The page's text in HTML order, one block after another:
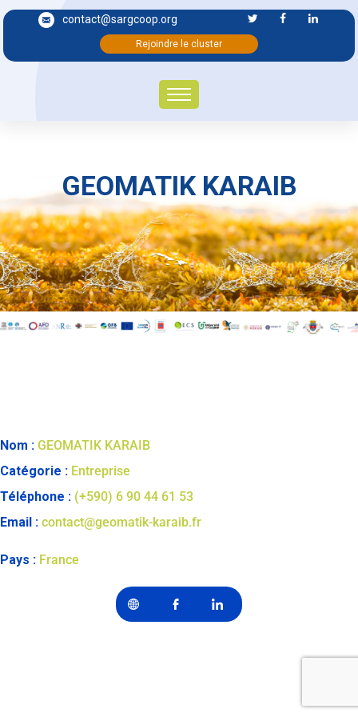
contact@sargcoop.org
Rejoindre le cluster
GEOMATIK KARAIB
Nom : GEOMATIK KARAIB
Catégorie : Entreprise
Téléphone : (+590) 6 90 44 61 53
Email : contact@geomatik-karaib.fr
Pays : France